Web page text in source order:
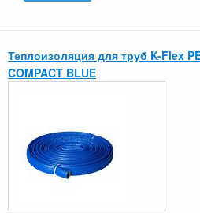
Теплоизоляция для труб K-Flex
COMPACT BLUE